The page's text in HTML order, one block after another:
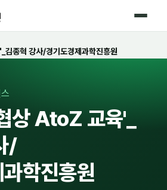
종혁 강사/경기도경제과학진흥원
상 AtoZ 교육'_
/
학진흥원